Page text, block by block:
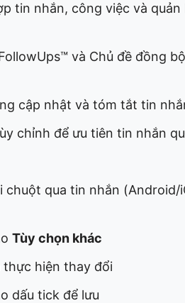
tin nhắn, công việc và
và Chủ đề đồng
cập nhật và tóm tắt tin
chỉnh để ưu tiên tin nhắn
chuột qua tin nhắn (Android/
Tùy chọn khác
thực hiện thay đổi
dấu tick để lưu